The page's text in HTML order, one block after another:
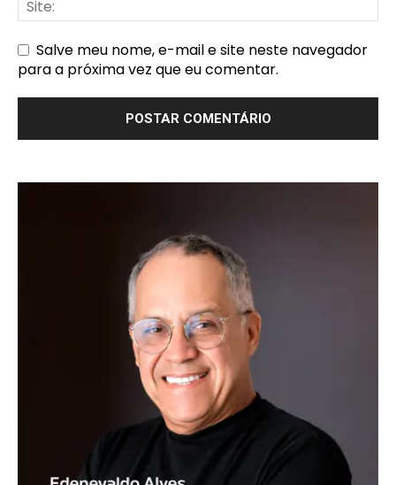
Salve meu nome, e-mail e site neste navegador
para a próxima vez que eu comentar.